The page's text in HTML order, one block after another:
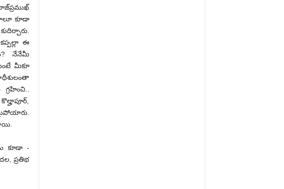
కూడా
ఈ
నేనేమీ
మీకూ
కూడా
ప్రతిభ